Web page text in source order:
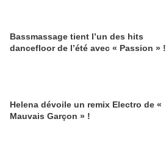
Bassmassage tient l’un des hits
dancefloor de l’été avec « Passion » !
Helena dévoile un remix Electro de «
Mauvais Garçon » !